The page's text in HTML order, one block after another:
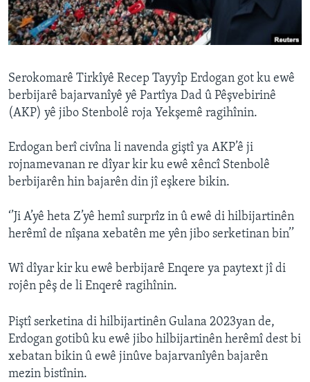
ÇAND Û HUNER
SERNIVÎS
Learning English
Serokomarê Tirkîyê Recep Tayyîp Erdogan got ku ewê
berbijarê bajarvanîyê yê Partîya Dad û Pêşvebirinê
(AKP) yê jibo Stenbolê roja Yekşemê ragihînin.
Erdogan berî civîna li navenda giştî ya AKP’ê ji
rojnamevanan re dîyar kir ku ewê xêncî Stenbolê
berbijarên hin bajarên din jî eşkere bikin.
‘’Ji A’yê heta Z’yê hemî surprîz in û ewê di hilbijartinên
herêmî de nîşana xebatên me yên jibo serketinan bin’’
Wî dîyar kir ku ewê berbijarê Enqere ya paytext jî di
rojên pêş de li Enqerê ragihînin.
Piştî serketina di hilbijartinên Gulana 2023yan de,
Erdogan gotibû ku ewê jibo hilbijartinên herêmî dest bi
xebatan bikin û ewê jinûve bajarvanîyên bajarên
mezin bistînin.